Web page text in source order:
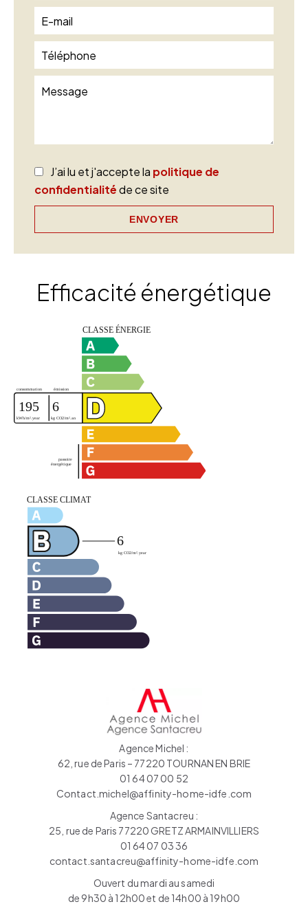
J’ai lu et j'accepte la politique de
confidentialitéde ce site
ENVOYER
Efficacité énergétique
Agence Michel :
62, rue de Paris – 77220 TOURNAN EN BRIE
01 64 07 00 52
Contact.michel@affinity-home-idfe.com
Agence Santacreu :
25, rue de Paris 77220 GRETZ ARMAINVILLIERS
01 64 07 03 36
contact.santacreu@affinity-home-idfe.com
Ouvert du mardi au samedi
de 9h30 à 12h00 et de 14h00 à 19h00